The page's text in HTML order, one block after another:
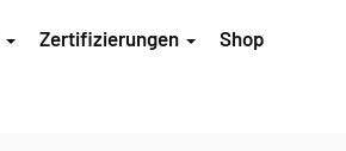
Zertifizierungen Shop